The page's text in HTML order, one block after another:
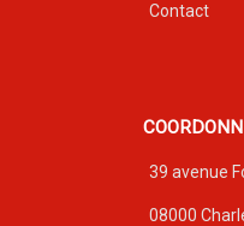
Contact
39 avenue
08000